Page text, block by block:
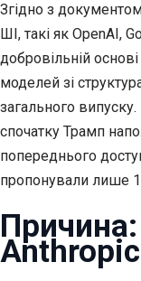
Згідно з
ШІ, такі як OpenAI,
добровільній
моделей зі
загального
спочатку Трамп
попереднього
пропонували лише
Anthropic